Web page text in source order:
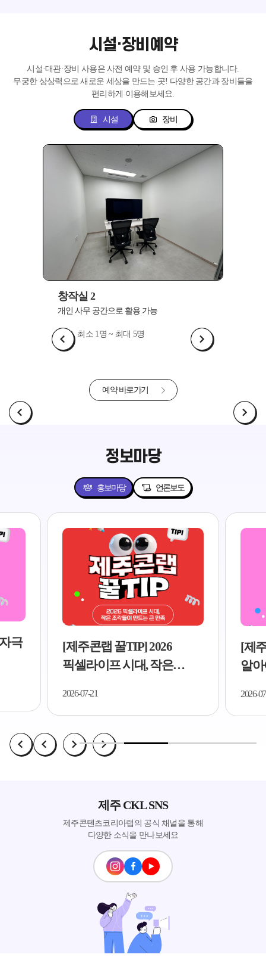
시설·장비예약
시설·대관·장비 사용은 사전 예약 및 승인 후 사용 가능합니다.
무궁한 상상력으로 새로운 세상을 만드는 곳! 다양한 공간과 장비들을
편리하게 이용해보세요.
시설 장비
창작실 2
개인 사무 공간으로 활용 가능
최소 1명 ~ 최대 5명
예약 바로가기
정보마당
홍보마당 언론보도
극
[제주콘랩 꿀TIP] 2026
픽셀라이프 시대, 작은
2026-07-21
[제
알
2026-
제주 CKL SNS
제주콘텐츠코리아랩의 공식 채널을 통해
다양한 소식을 만나보세요